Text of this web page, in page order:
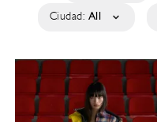
Ciudad: All